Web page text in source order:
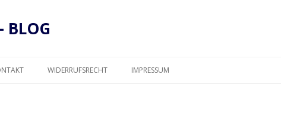
BLOG
Inhalt
WIDERRUFSRECHT IMPRESSUM